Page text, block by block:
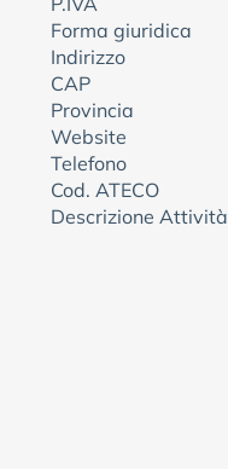
Forma giuridica
Indirizzo
CAP
Provincia
Website
Telefono
Cod. ATECO
Descrizione Attività